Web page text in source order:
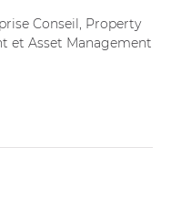
Conseil, Property
et Asset Management